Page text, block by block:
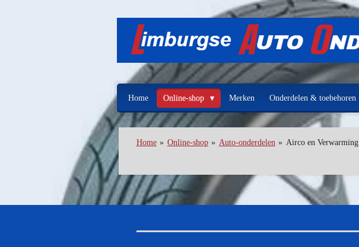
Home Online-shop Merken Onderdelen & toebehoren
Home » Online-shop » Auto-onderdelen » Airco en Verwarming